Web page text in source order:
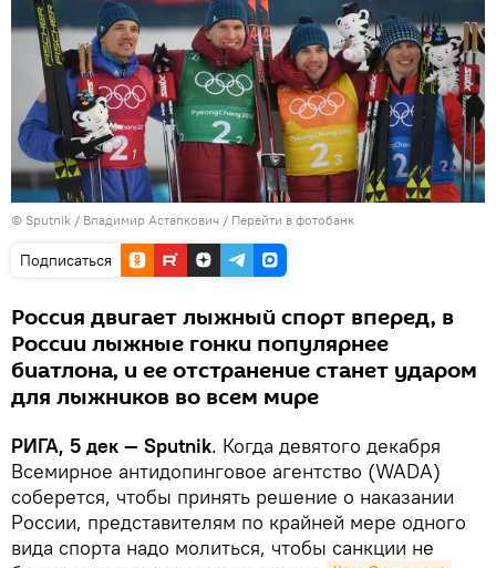
© Sputnik / Владимир Астапкович / Перейти в фотобанк
Подписаться
Россия двигает лыжный спорт вперед, в
России лыжные гонки популярнее
биатлона, и ее отстранение станет ударом
для лыжников во всем мире
РИГА, 5 дек — Sputnik. Когда девятого декабря
Всемирное антидопинговое агентство (WADA)
соберется, чтобы принять решение о наказании
России, представителям по крайней мере одного
вида спорта надо молиться, чтобы санкции не